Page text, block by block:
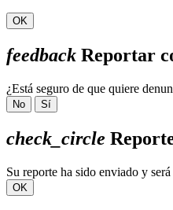
OK
feedback Reportar
¿Está seguro de que quiere
No Sí
check_circle
Su reporte ha sido enviado y
OK